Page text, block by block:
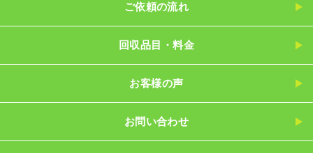
ご依頼の流れ
回収品目・料金
お客様の声
お問い合わせ